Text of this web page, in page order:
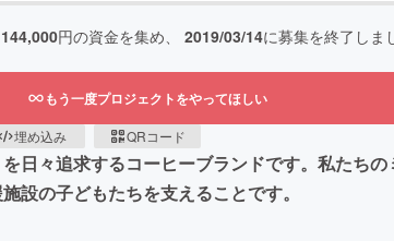
144,000円の資金を集め、 2019/03/14に募集を終了しま
もう一度プロジェクトをやってほしい
埋め込み QRコード
日々追求するコーヒーブランドです。私たち
設の子どもたちを支えることです。